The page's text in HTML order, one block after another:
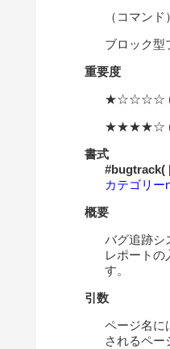
（コマンド）
ブロック型
重要度
★☆☆☆☆ (
★★★★☆ (
書式
#bugtrack(
カテゴリー
概要
バグ追跡シ
レポートの
す。
引数
ページ名に
されるペー